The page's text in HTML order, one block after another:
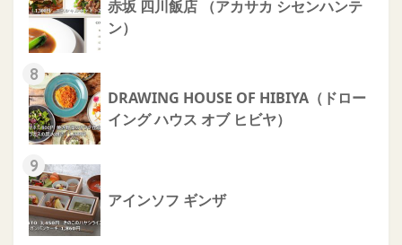
赤坂 四川飯店 （アカサカ シセンハンテ
ン）
8
DRAWING HOUSE OF HIBIYA（ドロー
イング ハウス オブ ヒビヤ）
9
アインソフ ギンザ